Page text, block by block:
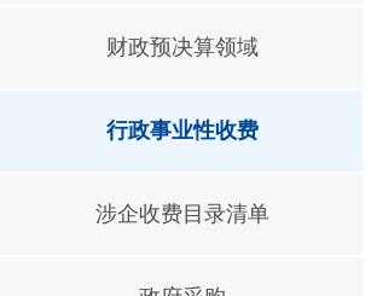
财政预决算领域
行政事业性收费
涉企收费目录清单